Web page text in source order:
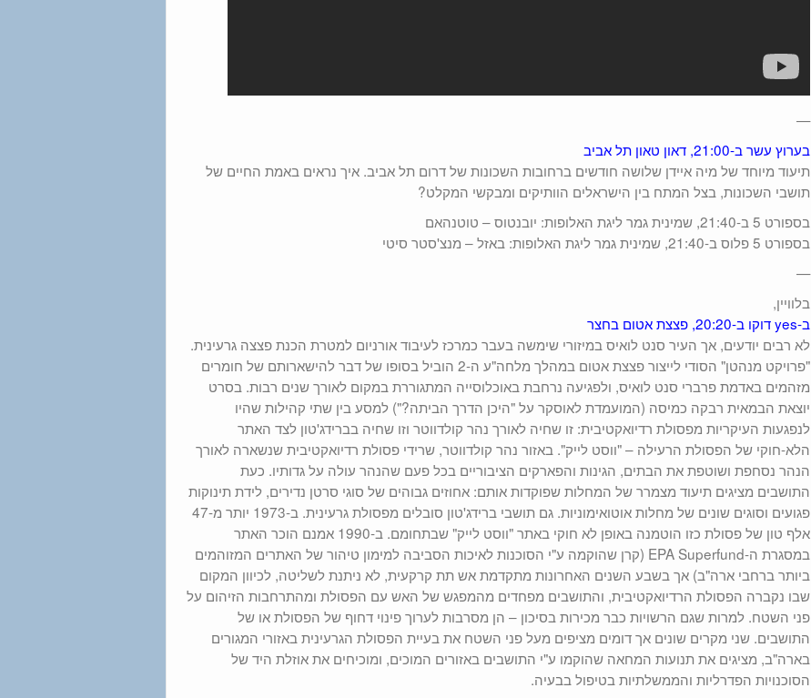
—
בערוץ עשר ב-21:00, דאון טאון תל אביב
תיעוד מיוחד של מיה איידן שלושה חודשים ברחובות השכונות של דרום תל אביב. איך נראים באמת החיים של
תושבי השכונות, בצל המתח בין הישראלים הוותיקים ומבקשי המקלט?
בספורט 5 ב-21:40, שמינית גמר ליגת האלופות: יובנטוס – טוטנהאם
בספורט 5 פלוס ב-21:40, שמינית גמר ליגת האלופות: באזל – מנצ'סטר סיטי
—
בלוויין,
ב-yes דוקו ב-20:20, פצצת אטום בחצר
לא רבים יודעים, אך העיר סנט לואיס במיזורי שימשה בעבר כמרכז לעיבוד אורניום למטרת הכנת פצצה גרעינית.
"פרויקט מנהטן" הסודי לייצור פצצת אטום במהלך מלחה"ע ה-2 הוביל בסופו של דבר להישארותם של חומרים
מזהמים באדמת פרברי סנט לואיס, ולפגיעה נרחבת באוכלוסייה המתגוררת במקום לאורך שנים רבות. בסרט
יוצאת הבמאית רבקה כמיסה (המועמדת לאוסקר על "היכן הדרך הביתה?") למסע בין שתי קהילות שהיו
לנפגעות העיקריות מפסולת רדיואקטיבית: זו שחיה לאורך נהר קולדווטר וזו שחיה בברידג'טון לצד האתר
הלא-חוקי של הפסולת הרעילה – "ווסט לייק". באזור נהר קולדווטר, שרידי פסולת רדיואקטיבית שנשארה לאורך
הנהר נסחפת ושוטפת את הבתים, הגינות והפארקים הציבוריים בכל פעם שהנהר עולה על גדותיו. כעת
התושבים מציגים תיעוד מצמרר של המחלות שפוקדות אותם: אחוזים גבוהים של סוגי סרטן נדירים, לידת תינוקות
פגועים וסוגים שונים של מחלות אוטואימוניות. גם תושבי ברידג'טון סובלים מפסולת גרעינית. ב-1973 יותר מ-47
אלף טון של פסולת כזו הוטמנה באופן לא חוקי באתר "ווסט לייק" שבתחומם. ב-1990 אמנם הוכר האתר
במסגרת ה-EPA Superfund (קרן שהוקמה ע"י הסוכנות לאיכות הסביבה למימון טיהור של האתרים המזוהמים
ביותר ברחבי ארה"ב) אך בשבע השנים האחרונות מתקדמת אש תת קרקעית, לא ניתנת לשליטה, לכיוון המקום
שבו נקברה הפסולת הרדיואקטיבית, והתושבים מפחדים מהמפגש של האש עם הפסולת ומהתרחבות הזיהום על
פני השטח. למרות שגם הרשויות כבר מכירות בסיכון – הן מסרבות לערוך פינוי דחוף של הפסולת או של
התושבים. שני מקרים שונים אך דומים מציפים מעל פני השטח את בעיית הפסולת הגרעינית באזורי המגורים
בארה"ב, מציגים את תנועות המחאה שהוקמו ע"י התושבים באזורים המוכים, ומוכיחים את אוזלת היד של
הסוכנויות הפדרליות והממשלתיות בטיפול בבעיה.